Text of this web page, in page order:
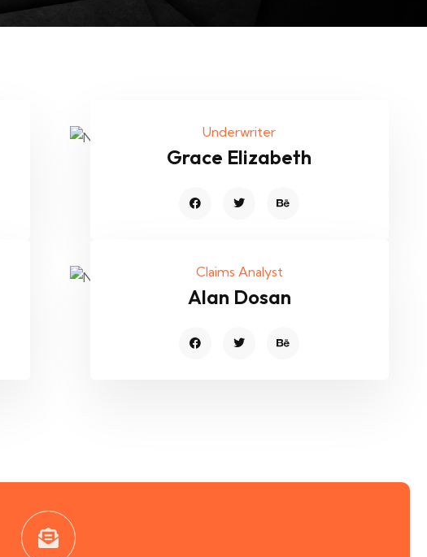
Underwriter
Grace Elizabeth
Claims Analyst
Alan Dosan